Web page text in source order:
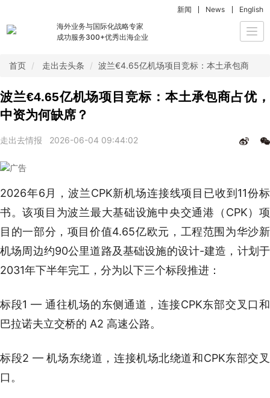
海外业务与国际化战略专家
成功服务300+优秀出海企业
新闻 News English
首页 走出去头条 波兰€4.65亿机场项目竞标：本土承包商占优
波兰€4.65亿机场项目竞标：本土承包商占优，
中资为何缺席？
走出去情报 2026-06-04 09:44:02
2026年6月，波兰CPK新机场连接线项目已收到11份标
书。该项目为波兰最大基础设施中央交通港（CPK）项
目的一部分，项目价值4.65亿欧元，工程范围为华沙新
机场周边约90公里道路及基础设施的设计-建造，计划于
2031年下半年完工，分为以下三个标段推进：
标段1 — 通往机场的东侧通道，连接CPK东部交叉口和
巴拉诺夫立交桥的 A2 高速公路。
标段2 — 机场东绕道，连接机场北绕道和CPK东部交叉
口。